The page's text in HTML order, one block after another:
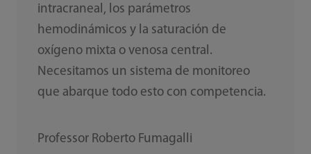
intracraneal, los parámetros
hemodinámicos y la saturación de
oxígeno mixta o venosa central.
Necesitamos un sistema de monitoreo
que abarque todo esto con competencia.
Professor Roberto Fumagalli